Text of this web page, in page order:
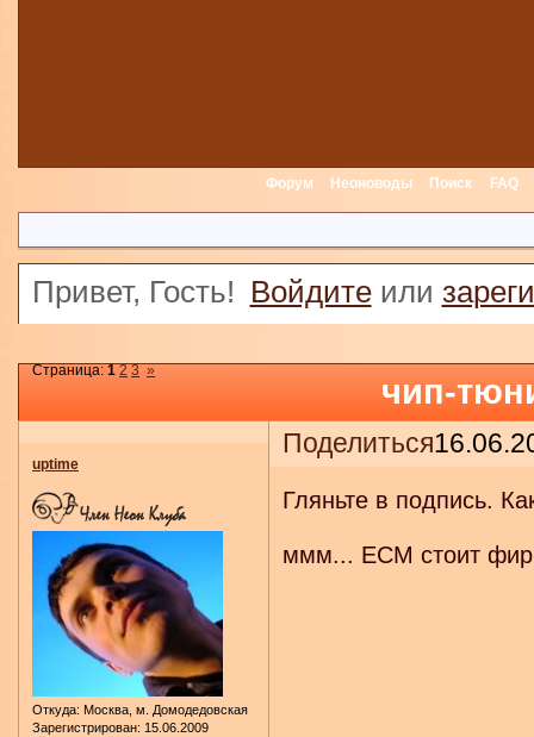
Форум Неоноводы Поиск FAQ
Привет, Гость! Войдитеили
чип-
Страница:1 2 3 »
Поделиться
uptime
Откуда: Москва, м. Домодедовская
Зарегистрирован: 15.06.2009
Гляньте в подпись.
ммм... ECM стоит